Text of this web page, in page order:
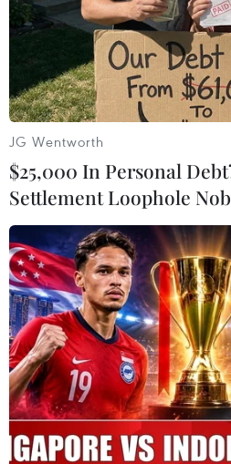
Ủy ban châu Âu công bố
soát tiền điện tử
25/09/2020 04:48
Theo kế hoạch, những loại tiền
Libra sẽ phải nằm dưới sự
hàng châu Âu (EBA).
JG Wentworth
$25,000 In Personal
Settlement Loophole